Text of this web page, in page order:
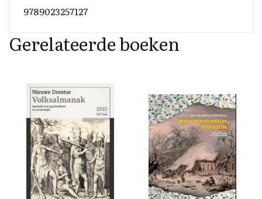
9789023257127
Gerelateerde boeken